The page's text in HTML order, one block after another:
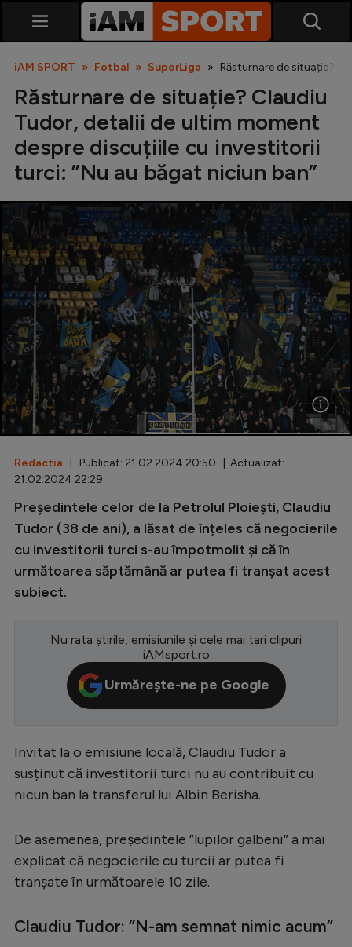
SuperLiga
Liga 2
Cupa României
Echipa Națională
U21
Fotbal feminin
Special
Diverse
Inedit
Clasamente
Champions League
Europa League
CM 2026
Premier League
LaLiga
Bundesliga
Ligue 1
Starurile fotbalului
EURO 2024
Clasamente
iAM SPORT Fotbal SuperLiga Răsturnare de situație?
Răsturnare de situație? Claudiu
Tudor, detalii de ultim moment
despre discuțiile cu investitorii
turci: ”Nu au băgat niciun ban”
Redactia | Publicat: 21.02.2024 20:50 | Actualizat:
21.02.2024 22:29
Președintele celor de la Petrolul Ploiești, Claudiu
Tudor (38 de ani), a lăsat de înțeles că negocierile
cu investitorii turci s-au împotmolit și că în
următoarea săptămână ar putea fi tranșat acest
subiect.
Nu rata știrile, emisiunile și cele mai tari clipuri
iAMsport.ro
Urmărește-ne pe Google
Invitat la o emisiune locală, Claudiu Tudor a
susținut că investitorii turci nu au contribuit cu
nicun ban la transferul lui Albin Berisha.
De asemenea, președintele ”lupilor galbeni” a mai
explicat că negocierile cu turcii ar putea fi
tranșate în următoarele 10 zile.
Claudiu Tudor: ”N-am semnat nimic acum”